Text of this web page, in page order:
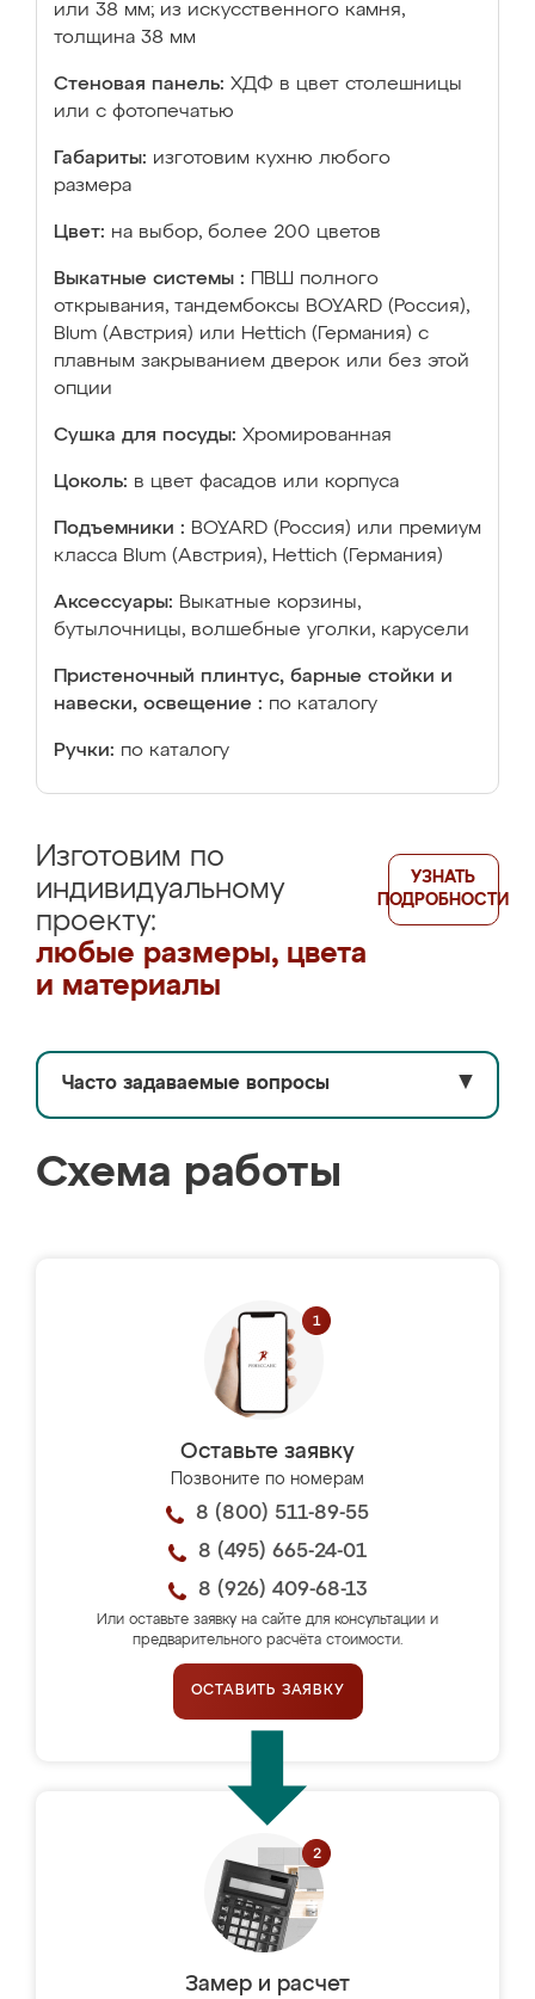
или 38 мм; из искусственного камня,
толщина 38 мм
Стеновая панель: ХДФ в цвет столешницы
или с фотопечатью
Габариты: изготовим кухню любого
размера
Цвет: на выбор, более 200 цветов
Выкатные системы :
ПВШ полного
открывания, тандембоксы BOYARD (Россия),
Blum (Австрия) или Hettich (Германия) с
плавным закрыванием дверок или без этой
опции
Сушка для посуды: Хромированная
Цоколь: в цвет фасадов или корпуса
Подъемники : BOYARD (Россия) или премиум
класса Blum (Австрия), Hettich (Германия)
Аксессуары: Выкатные корзины,
бутылочницы, волшебные уголки, карусели
Пристеночный плинтус, барные стойки и
навески, освещение : по каталогу
Ручки: по каталогу
Изготовим по
индивидуальному
проекту:
любые размеры, цвета
и материалы
УЗНАТЬ
ПОДРОБНОСТИ
Часто задаваемые вопросы ▼
Схема работы
Оставьте заявку
Позвоните по номерам
8 (800) 511-89-55
8 (495) 665-24-01
8 (926) 409-68-13
Или оставьте заявку на сайте для консультации и
предварительного расчёта стоимости.
ОСТАВИТЬ ЗАЯВКУ
Замер и расчет